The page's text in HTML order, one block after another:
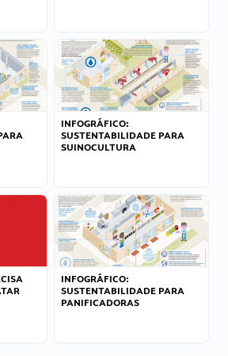
INFOGRÁFICO:
SUSTENTABILIDADE PARA
SUINOCULTURA
INFOGRÁFICO:
SUSTENTABILIDADE PARA
PANIFICADORAS